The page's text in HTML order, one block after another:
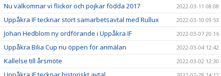
Nu välkomnar vi flickor och pojkar födda 2017 2022-03-11 08:08
Uppåkra IF tecknar stort samarbetsavtal med Rullux 2022-03-10 09:53
Johan Hedblom ny ordförande i Uppåkra IF 2022-03-07 20:16
Uppåkra Bilia Cup nu öppen för anmälan 2022-03-04 12:42
Kallelse till årsmöte 2022-03-02 12:30